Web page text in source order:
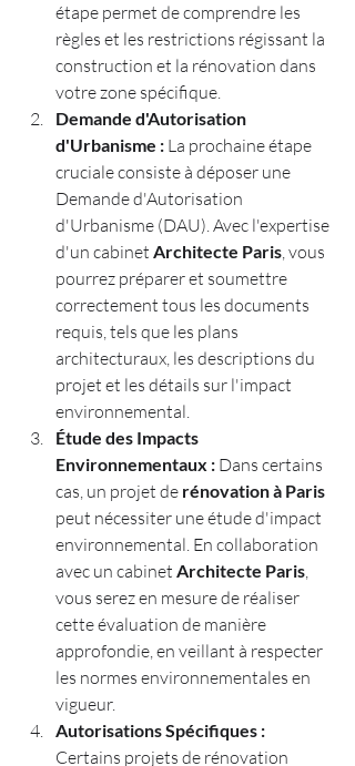
étape permet de comprendre les
règles et les restrictions régissant la
construction et la rénovation dans
votre zone spécifique.
Demande d'Autorisation
d'Urbanisme : La prochaine étape
cruciale consiste à déposer une
Demande d'Autorisation
d'Urbanisme (DAU). Avec l'expertise
d'un cabinet Architecte Paris, vous
pourrez préparer et soumettre
correctement tous les documents
requis, tels que les plans
architecturaux, les descriptions du
projet et les détails sur l'impact
environnemental.
Étude des Impacts
Environnementaux : Dans certains
cas, un projet de rénovation à Paris
peut nécessiter une étude d'impact
environnemental. En collaboration
avec un cabinet Architecte Paris,
vous serez en mesure de réaliser
cette évaluation de manière
approfondie, en veillant à respecter
les normes environnementales en
vigueur.
Autorisations Spécifiques :
Certains projets de rénovation